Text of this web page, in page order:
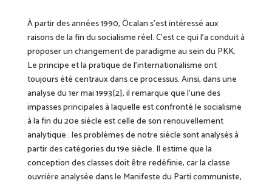
À partir des années 1990, Öcalan s’est intéressé aux
raisons de la fin du socialisme réel. C’est ce qui l’a conduit à
proposerun changement de paradigme au sein du PKK.
Le principe et la pratique de l’internationalisme ont
toujours été centraux dansce processus. Ainsi,dans une
analyse du 1er mai 1993[2], ilremarque que l’une des
impasses principalesà laquelle est confrontéle socialisme
à la fin du 20e siècle est celle de son renouvellement
analytique : les problèmes de notre siècle sont analysés à
partir des catégories du 19e siècle. Il estime quela
conception des classes doit êtreredéfinie, car la classe
ouvrièreanalyséedans le Manifeste du Parti communiste,